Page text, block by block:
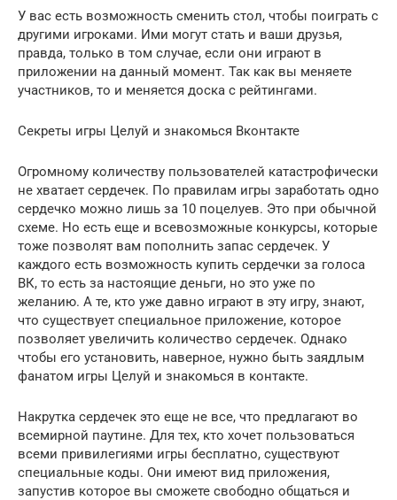
У вас есть возможность сменить стол, чтобы поиграть с
другими игроками. Ими могут стать и ваши друзья,
правда, только в том случае, если они играют в
приложении на данный момент. Так как вы меняете
участников, то и меняется доска с рейтингами.
Секреты игры Целуй и знакомься Вконтакте
Огромному количеству пользователей катастрофически
не хватает сердечек. По правилам игры заработать одно
сердечко можно лишь за 10 поцелуев. Это при обычной
схеме. Но есть еще и всевозможные конкурсы, которые
тоже позволят вам пополнить запас сердечек. У
каждого есть возможность купить сердечки за голоса
ВК, то есть за настоящие деньги, но это уже по
желанию. А те, кто уже давно играют в эту игру, знают,
что существует специальное приложение, которое
позволяет увеличить количество сердечек. Однако
чтобы его установить, наверное, нужно быть заядлым
фанатом игры Целуй и знакомься в контакте.
Накрутка сердечек это еще не все, что предлагают во
всемирной паутине. Для тех, кто хочет пользоваться
всеми привилегиями игры бесплатно, существуют
специальные коды. Они имеют вид приложения,
запустив которое вы сможете свободно общаться и